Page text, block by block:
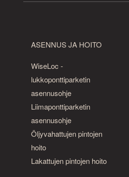
ASENNUS JA HOITO
WiseLoc -
lukkoponttiparketin
asennusohje
Liimaponttiparketin
asennusohje
Öljyvahattujen pintojen
hoito
Lakattujen pintojen hoito